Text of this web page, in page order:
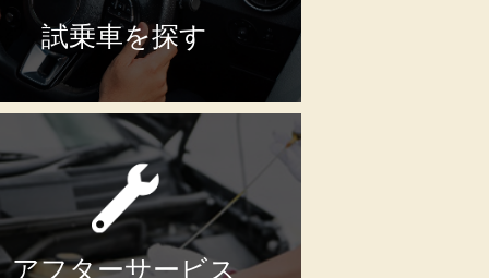
試乗車を探す
アフターサービス